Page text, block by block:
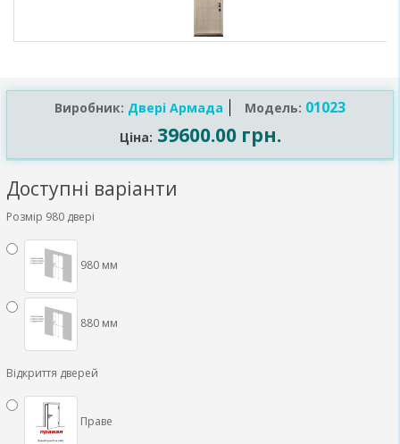
Виробник: Двері Армада Модель: 01023
Ціна: 39600.00 грн.
Доступні варіанти
Розмір 980 двері
980 мм
880 мм
Відкриття дверей
Праве